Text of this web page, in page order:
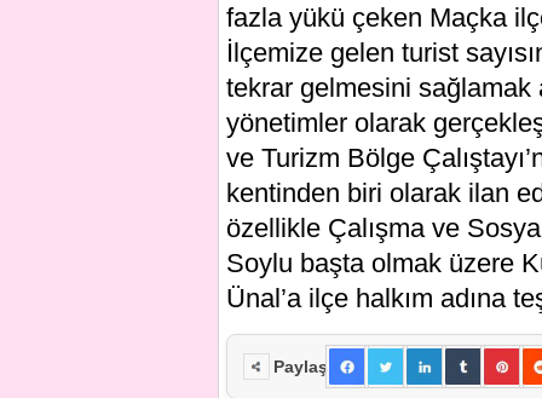
fazla yükü çeken Maçka
İlçemize gelen turist
tekrar gelmesini sağlamak
yönetimler olarak
ve Turizm Bölge
kentinden biri olarak ilan
özellikle Çalışma ve
Soylu başta olmak üzere
Ünal’a ilçe halkım adına
Paylaş